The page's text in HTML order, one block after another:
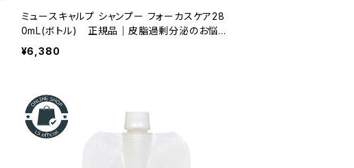
ミュースキャルプ シャンプー フォーカスケア28
0mL(ボトル) 正規品｜皮脂過剰分泌のお悩
みの方へ
¥6,380